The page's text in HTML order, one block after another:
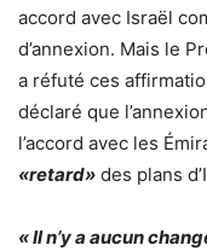
accord avec Israël
d’annexion. Mais le
a réfuté ces
déclaré que
l’accord avec les
«retard» des plans
« Il n’y a aucun